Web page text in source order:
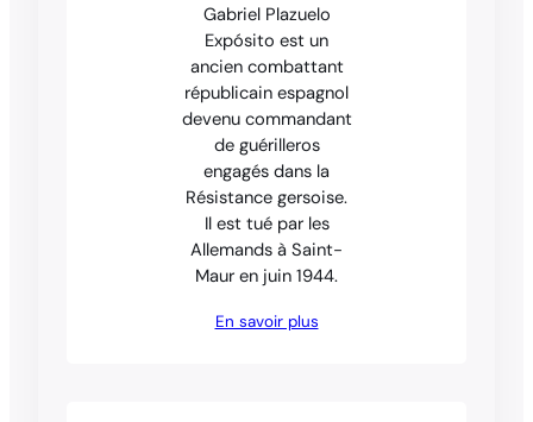
Gabriel Plazuelo
Expósito est un
ancien combattant
républicain espagnol
devenu commandant
de guérilleros
engagés dans la
Résistance gersoise.
Il est tué par les
Allemands à Saint-
Maur en juin 1944.
En savoir plus